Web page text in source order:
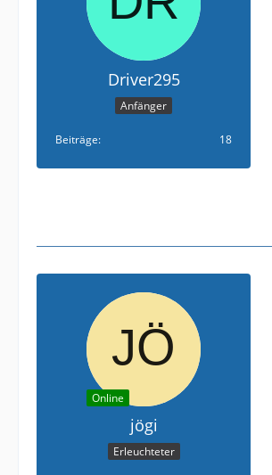
Driver295
Anfänger
Beiträge 18
Online
jögi
Erleuchteter